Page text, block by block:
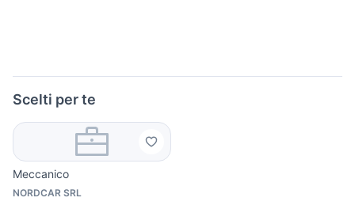
Scelti per te
Meccanico
NORDCAR SRL